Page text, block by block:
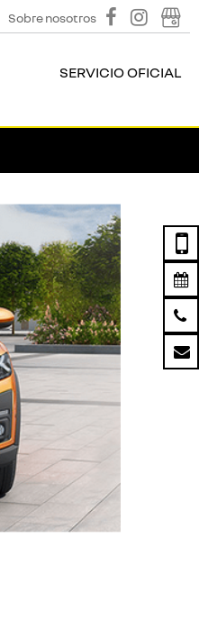
Sobre nosotros
SERVICIO OFICIAL